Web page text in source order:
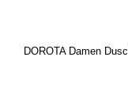
DOROTA Damen